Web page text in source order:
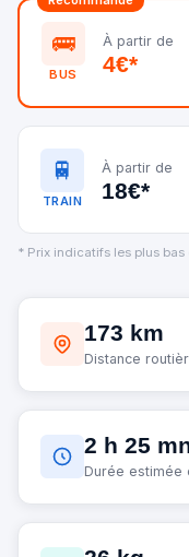
🚌
BUS
À partir de
4€*
🚆
TRAIN
À partir de
18€*
* Prix indicatifs les plus bas
173 km
Distance
2 h 25
Durée estimée